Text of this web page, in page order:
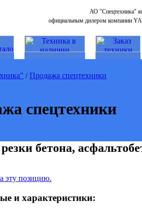
АО "Спецтехника"
официальным дилером компании
/Продажа спецтехники
спецтехники
бетона,
эту позицию.
и характеристики: